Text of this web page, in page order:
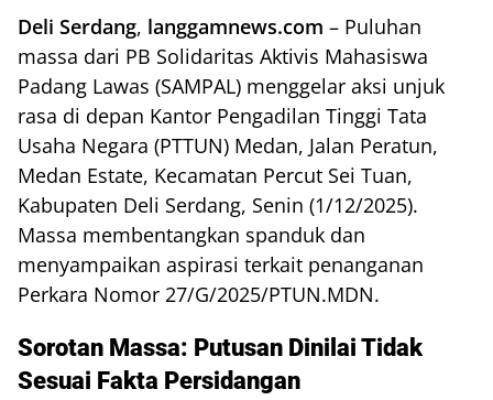
Deli Serdang, langgamnews.com – Puluhan
massa dari PB Solidaritas Aktivis Mahasiswa
Padang Lawas (SAMPAL) menggelar aksi unjuk
rasa di depan Kantor Pengadilan Tinggi Tata
Usaha Negara (PTTUN) Medan, Jalan Peratun,
Medan Estate, Kecamatan Percut Sei Tuan,
Kabupaten Deli Serdang, Senin (1/12/2025).
Massa membentangkan spanduk dan
menyampaikan aspirasi terkait penanganan
Perkara Nomor 27/G/2025/PTUN.MDN.
Sorotan Massa: Putusan Dinilai Tidak
Sesuai Fakta Persidangan